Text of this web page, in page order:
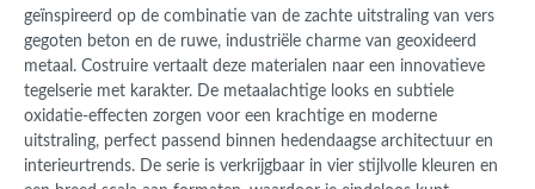
geïnspireerd op de combinatie van de zachte uitstraling van vers
gegoten beton en de ruwe, industriële charme van geoxideerd
metaal. Costruire vertaalt deze materialen naar een innovatieve
tegelserie met karakter. De metaalachtige looks en subtiele
oxidatie-effecten zorgen voor een krachtige en moderne
uitstraling, perfect passend binnen hedendaagse architectuur en
interieurtrends. De serie is verkrijgbaar in vier stijlvolle kleuren en